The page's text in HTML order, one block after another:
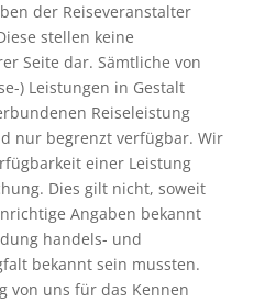
der Reiseveranstalter
stellen keine
Seite dar. Sämtliche von
) Leistungen in Gestalt
Reiseleistung
nur begrenzt verfügbar. Wir
einer Leistung
Dies gilt nicht, soweit
Angaben bekannt
handels- und
bekannt sein mussten.
von uns für das Kennen